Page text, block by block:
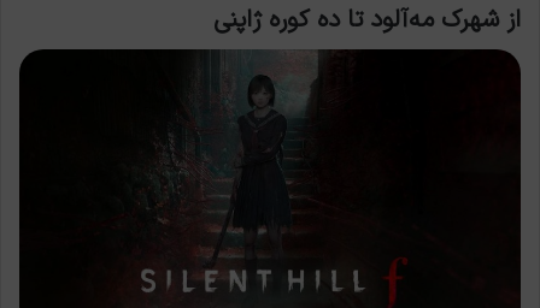
از شهرک مه‌آلود تا ده کوره ژاپنی